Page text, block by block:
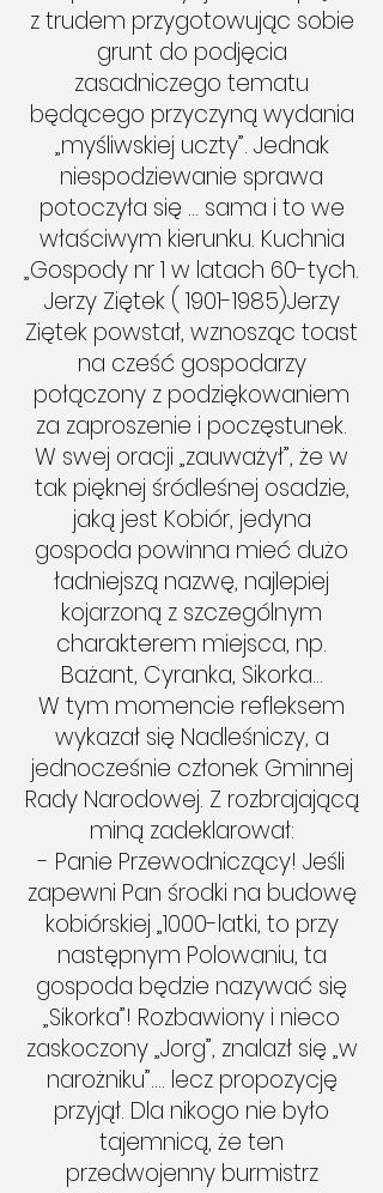
z trudem przygotowując sobie
grunt do podjęcia
zasadniczego tematu
będącego przyczyną wydania
„myśliwskiej uczty”. Jednak
niespodziewanie sprawa
potoczyła się … sama i to we
właściwym kierunku. Kuchnia
„Gospody nr 1 w latach 60-tych.
Jerzy Ziętek ( 1901-1985)Jerzy
Ziętek powstał, wznosząc toast
na cześć gospodarzy
połączony z podziękowaniem
za zaproszenie i poczęstunek.
W swej oracji „zauważył”, że w
tak pięknej śródleśnej osadzie,
jaką jest Kobiór, jedyna
gospoda powinna mieć dużo
ładniejszą nazwę, najlepiej
kojarzoną z szczególnym
charakterem miejsca, np.
Bażant, Cyranka, Sikorka…
W tym momencie refleksem
wykazał się Nadleśniczy, a
jednocześnie członek Gminnej
Rady Narodowej. Z rozbrajającą
miną zadeklarował:
- Panie Przewodniczący! Jeśli
zapewni Pan środki na budowę
kobiórskiej „1000-latki, to przy
następnym Polowaniu, ta
gospoda będzie nazywać się
„Sikorka”! Rozbawiony i nieco
zaskoczony „Jorg”, znalazł się „w
narożniku”…. lecz propozycję
przyjął. Dla nikogo nie było
tajemnicą, że ten
przedwojenny burmistrz